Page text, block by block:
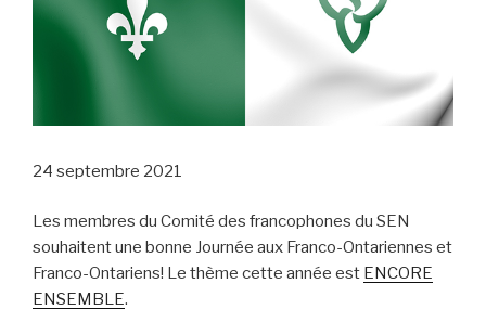
24 septembre 2021
Les membres du Comité des francophones du SEN
souhaitent une bonne Journée aux Franco-Ontariennes et
Franco-Ontariens! Le thème cette année est ENCORE
ENSEMBLE.